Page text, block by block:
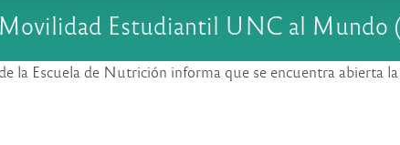
Movilidad Estudiantil UNC al
la Escuela de Nutrición informa que se encuentra